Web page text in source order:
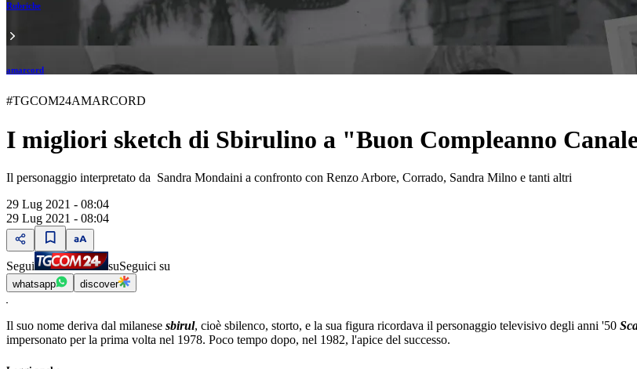
Rubriche
amarcord
#TGCOM24AMARCORD
I migliori sketch di Sbirulino a "Buon Compleanno
Il personaggio interpretato da Sandra Mondaini a confronto con Renzo Arbore, Corrado, Sandra Milno e tanti altri
29 Lug 2021 - 08:04
29 Lug 2021 - 08:04
Segui suSeguici su
whatsapp discover
Il suo nome deriva dal milanese sbirul, cioè sbilenco, storto, e la sua figura ricordava il personaggio televisivo degli anni '50
impersonato per la prima volta nel 1978. Poco tempo dopo, nel 1982, l'apice del successo.